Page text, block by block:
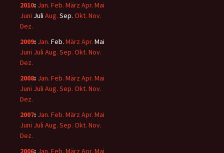
2010: Jan. Feb. März Apr. Mai
Juni Juli Aug. Sep. Okt. Nov.
Dez.
2009: Jan. Feb. März Apr. Mai
Juni Juli Aug. Sep. Okt. Nov.
Dez.
2008: Jan. Feb. März Apr. Mai
Juni Juli Aug. Sep. Okt. Nov.
Dez.
2007: Jan. Feb. März Apr. Mai
Juni Juli Aug. Sep. Okt. Nov.
Dez.
2006: Jan. Feb. März Apr. Mai